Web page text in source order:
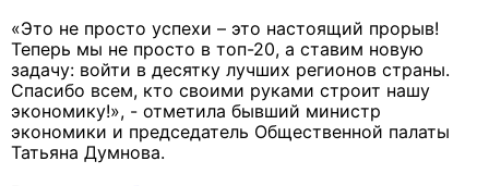
«Это не просто успехи – это настоящий прорыв!
Теперь мы не просто в топ-20, а ставим новую
задачу: войти в десятку лучших регионов страны.
Спасибо всем, кто своими руками строит нашу
экономику!», - отметила бывший министр
экономики и председатель Общественной палаты
Татьяна Думнова.